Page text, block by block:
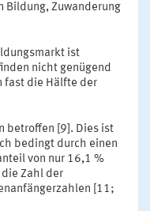
Bildung, Zuwanderung
ist
nicht genügend
fast die Hälfte der
betroffen [9]. Dies ist
bedingt durch einen
von nur 16,1 %
die Zahl der
[11;